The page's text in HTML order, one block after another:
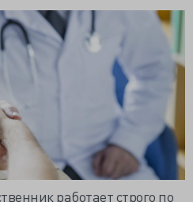
работает строго по